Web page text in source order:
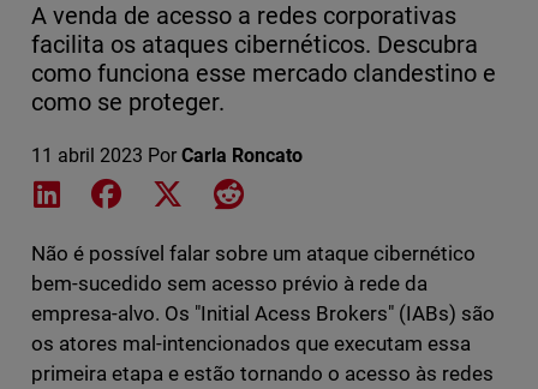
A venda de acesso a redes corporativas
facilita os ataques cibernéticos. Descubra
como funciona esse mercado clandestino e
como se proteger.
11 abril 2023 Por Carla Roncato
Share on LinkedIn
Share on Facebook
Share on XShare on Reddit
Não é possível falar sobre um ataque cibernético
bem-sucedido sem acesso prévio à rede da
empresa-alvo. Os "Initial Acess Brokers" (IABs) são
os atores mal-intencionados que executam essa
primeira etapa e estão tornando o acesso às redes